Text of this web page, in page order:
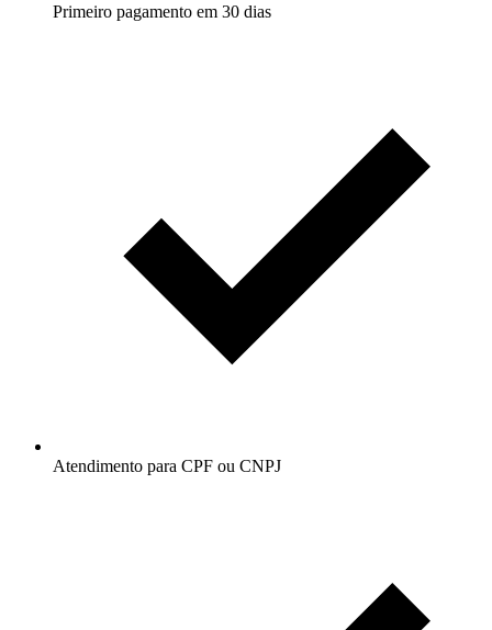
Primeiro pagamento em 30 dias
Atendimento para CPF ou CNPJ